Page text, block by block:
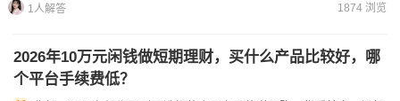
1人解答 1874 浏览
2026年10万元闲钱做短期理财，买什么产品比较好，哪
个平台手续费低？